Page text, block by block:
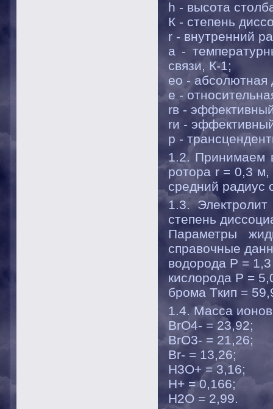
h - высота
К - степень
r - внутренний
a -
связи, К-1;
eо - абсолютная
e -
rв -
rи -
p -
1.2. Принимаем
ротора r = 0,3 м,
средний радиус
1.3.
степень
Параметры
справочные
водорода P =
кислорода P =
брома Tкип =
1.4. Масса
BrO4- = 23,92;
BrO3- = 21,26;
Br- = 13,26;
H3O+ = 3,16;
H+ = 0,166;
H2O = 2,99.